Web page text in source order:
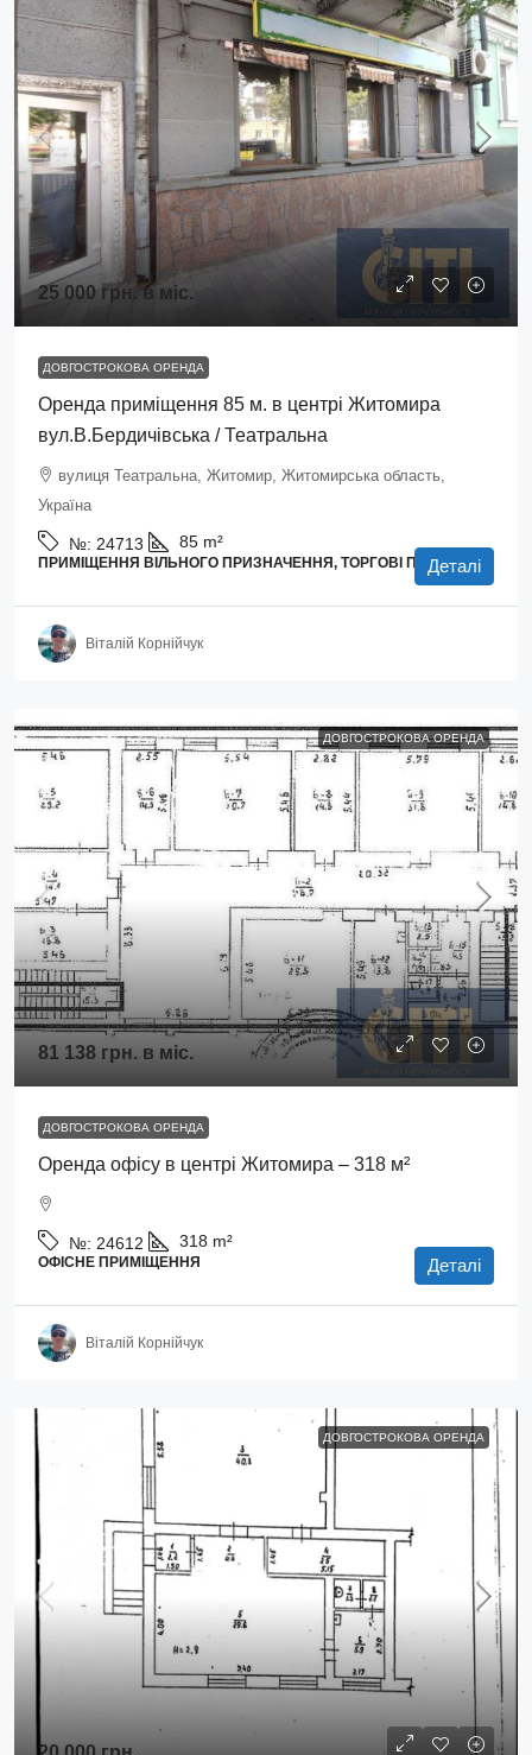
25 000 грн. в міс.
ДОВГОСТРОКОВА ОРЕНДА
Оренда приміщення 85 м. в центрі Житомира
вул.В.Бердичівська / Театральна
вулиця Театральна, Житомир, Житомирська область,
Україна
№: 24713 85 m²
ПРИМІЩЕННЯ ВІЛЬНОГО ПРИЗНАЧЕННЯ, ТОРГОВІ ПЛОЩІДеталі
Віталій Корнійчук
ДОВГОСТРОКОВА ОРЕНДА
81 138 грн. в міс.
ДОВГОСТРОКОВА ОРЕНДА
Оренда офісу в центрі Житомира – 318 м²
№: 24612 318 m²
ОФІСНЕ ПРИМІЩЕННЯ Деталі
Віталій Корнійчук
ДОВГОСТРОКОВА ОРЕНДА